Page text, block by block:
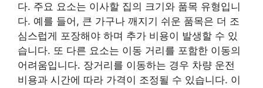
다. 주요 요소는 이사할 집의 크기와 품목 유형입니
다. 예를 들어, 큰 가구나 깨지기 쉬운 품목은 더 조
심스럽게 포장해야 하며 추가 비용이 발생할 수 있
습니다. 또 다른 요소는 이동 거리를 포함한 이동의
어려움입니다. 장거리를 이동하는 경우 차량 운전
비용과 시간에 따라 가격이 조정될 수 있습니다. 이